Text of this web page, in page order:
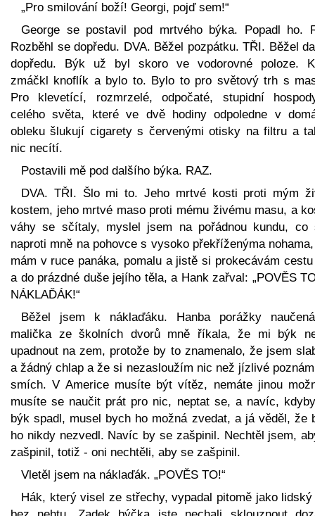
„Pro smilování boží! Georgi, pojď sem!“
George se postavil pod mrtvého býka. Popadl ho.
Rozběhl se dopředu. DVA. Běžel pozpátku. TŘI. Běžel
dopředu. Býk už byl skoro ve vodorovné poloze.
zmáčkl knoflík a bylo to. Bylo to pro světový trh s
Pro klevetící, rozmrzelé, odpočaté, stupidní
celého světa, které ve dvě hodiny odpoledne v
obleku šlukují cigarety s červenými otisky na filtru a
nic necítí.
Postavili mě pod dalšího býka. RAZ.
DVA. TŘI. Šlo mi to. Jeho mrtvé kosti proti mým
kostem, jeho mrtvé maso proti mému živému masu, a
váhy se sčítaly, myslel jsem na pořádnou kundu, co
naproti mně na pohovce s vysoko překříženýma
mám v ruce panáka, pomalu a jistě si prokecávám
a do prázdné duše jejího těla, a Hank zařval: „POVĚS
NÁKLAĎÁK!“
Běžel jsem k náklaďáku. Hanba porážky
malička ze školních dvorů mně říkala, že mi býk
upadnout na zem, protože by to znamenalo, že jsem
a žádný chlap a že si nezasloužím nic než jízlivé
smích. V Americe musíte být vítěz, nemáte jinou
musíte se naučit prát pro nic, neptat se, a navíc,
býk spadl, musel bych ho možná zvedat, a já věděl, že
ho nikdy nezvedl. Navíc by se zašpinil. Nechtěl jsem,
zašpinil, totiž - oni nechtěli, aby se zašpinil.
Vletěl jsem na náklaďák. „POVĚS TO!“
Hák, který visel ze střechy, vypadal pitomě jako